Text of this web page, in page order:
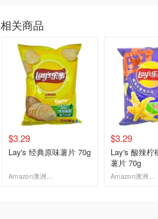
相关商品
$3.29
Lay's 经典原味薯片 70g
$3.29
Lay's 酸辣柠
薯片 70g